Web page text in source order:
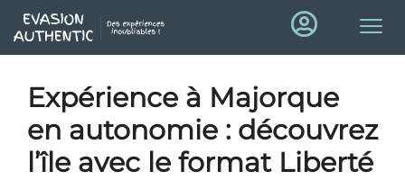
Expérience à Majorque
en autonomie : découvrez
l’île avec le format Liberté